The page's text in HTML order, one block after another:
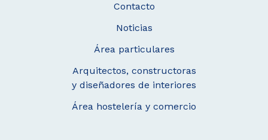
Contacto
Noticias
Área particulares
Arquitectos, constructoras
y diseñadores de interiores
Área hostelería y comercio